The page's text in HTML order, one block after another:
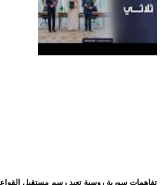
.. تفاهمات سورية روسية تعيد رسم مستقبل